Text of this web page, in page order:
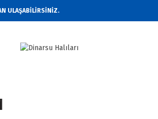
ULAŞABİLİRSİNİZ.